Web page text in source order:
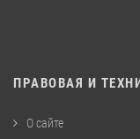
ПРАВОВАЯ И
О сайте